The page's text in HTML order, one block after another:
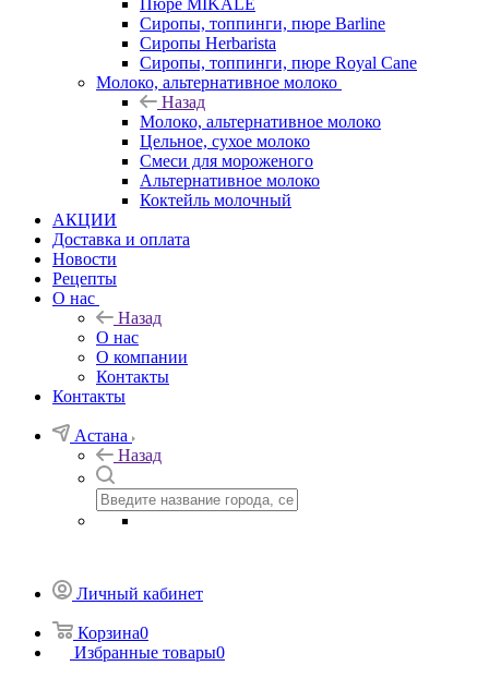
Пюре MIKALE
Сиропы, топпинги, пюре Barline
Сиропы Herbarista
Сиропы, топпинги, пюре Royal Cane
Молоко, альтернативное молоко
Назад
Молоко, альтернативное молоко
Цельное, сухое молоко
Смеси для мороженого
Альтернативное молоко
Коктейль молочный
АКЦИИ
Доставка и оплата
Новости
Рецепты
О нас
Назад
О нас
О компании
Контакты
Контакты
Астана
Назад
Личный кабинет
Корзина0
Избранные товары0